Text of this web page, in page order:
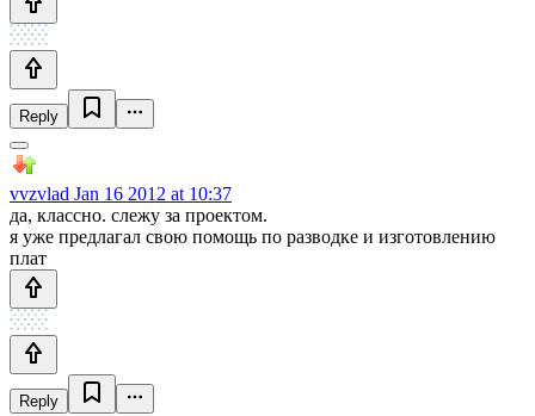
Reply
vvzvlad Jan 16 2012 at 10:37
да, классно. слежу за проектом.
я уже предлагал свою помощь по разводке и изготовлению
плат
Reply